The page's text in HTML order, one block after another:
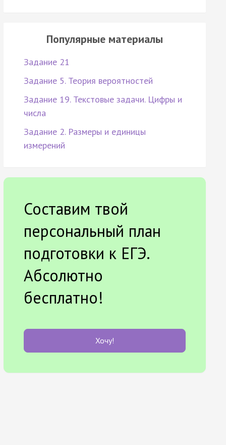
Популярные материалы
Задание 21
Задание 5. Теория вероятностей
Задание 19. Текстовые задачи. Цифры и
числа
Задание 2. Размеры и единицы
измерений
Составим твой
персональный план
подготовки к ЕГЭ.
Абсолютно
бесплатно!
Хочу!